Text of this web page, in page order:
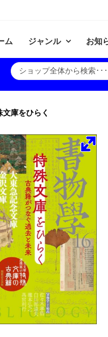
ム ジャンル お知
庫をひらく